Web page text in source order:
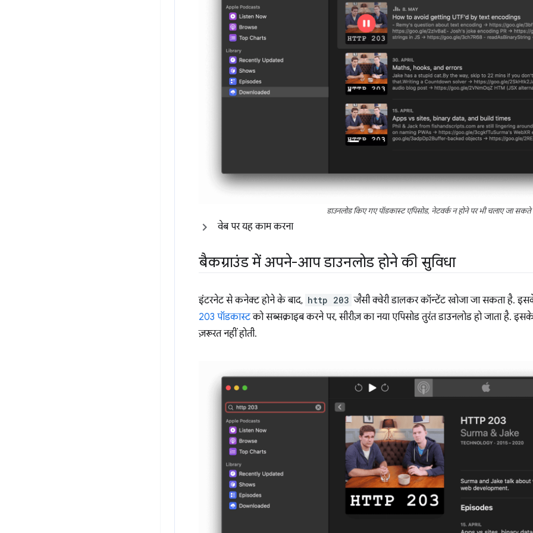
डाउनलोड किए गए पॉडकास्ट एपिसोड, नेटवर्क न होने पर भी चलाए जा सकते
वेब पर यह काम करना
बैकग्राउंड में अपने-आप डाउनलोड होने की सुविधा
इंटरनेट से कनेक्ट होने के बाद, http 203 जैसी क्वेरी डालकर कॉन्टेंट खोजा जा सकता है.
203 पॉडकास्टको सब्सक्राइब करने पर, सीरीज़ का नया एपिसोड तुरंत डाउनलोड हो जाता है.
ज़रूरत नहीं होती.